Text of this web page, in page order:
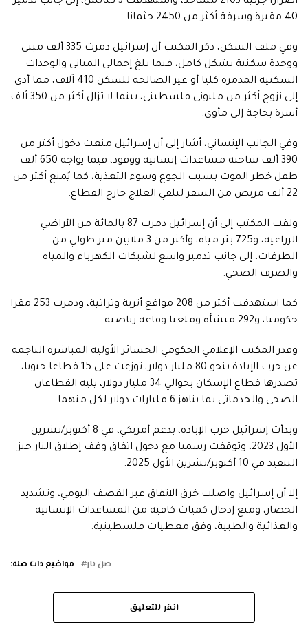
40 مقبرة وسرقة أكثر من 2450 جثمانا.
وفي ملف السكن، ذكر المكتب أن إسرائيل دمرت 335 ألف مبنى
ووحدة سكنية بشكل كامل، فيما بلغ إجمالي المباني والوحدات
السكنية المدمرة كليا أو غير الصالحة للسكن 410 آلاف، مما أدى
إلى نزوح أكثر من مليوني فلسطيني، بينما لا تزال أكثر من 350 ألف
أسرة بحاجة إلى مأوى.
وفي الجانب الإنساني، أشار إلى أن إسرائيل منعت دخول أكثر من
390 ألف شاحنة مساعدات إنسانية ووقود، فيما يواجه 650 ألف
طفل خطر الموت بسبب الجوع وسوء التغذية، كما يُمنع أكثر من
22 ألف مريض من السفر لتلقي العلاج خارج القطاع.
ولفت المكتب إلى أن إسرائيل دمرت 87 بالمائة من الأراضي
الزراعية، و725 بئر مياه، وأكثر من 3 ملايين متر طولي من
الطرقات، إلى جانب تدمير واسع لشبكات الكهرباء والمياه
والصرف الصحي.
كما استهدفت أكثر من 208 مواقع أثرية وتراثية، ودمرت 253 مقرا
حكوميا، و292 منشأة وملعبا وقاعة رياضية.
وقدر المكتب الإعلامي الحكومي الخسائر الأولية المباشرة الناجمة
عن حرب الإبادة بنحو 80 مليار دولار، توزعت على 15 قطاعا حيويا،
تصدرها قطاع الإسكان بحوالي 34 مليار دولار، يليه القطاعان
الصحي والخدماتي بما يناهز 6 مليارات دولار لكل منهما.
وبدأت إسرائيل حرب الإبادة، بدعم أمريكي، في 8 أكتوبر/تشرين
الأول 2023، وتوقفت رسميا مع دخول اتفاق وقف إطلاق النار حيز
التنفيذ في 10 أكتوبر/تشرين الأول 2025.
إلا أن إسرائيل واصلت خرق الاتفاق عبر القصف اليومي، وتشديد
الحصار، ومنع إدخال كميات كافية من المساعدات الإنسانية
والغذائية والطبية، وفق معطيات فلسطينية.
مواضيع ذات صلة: صن نار
انقر للتعليق